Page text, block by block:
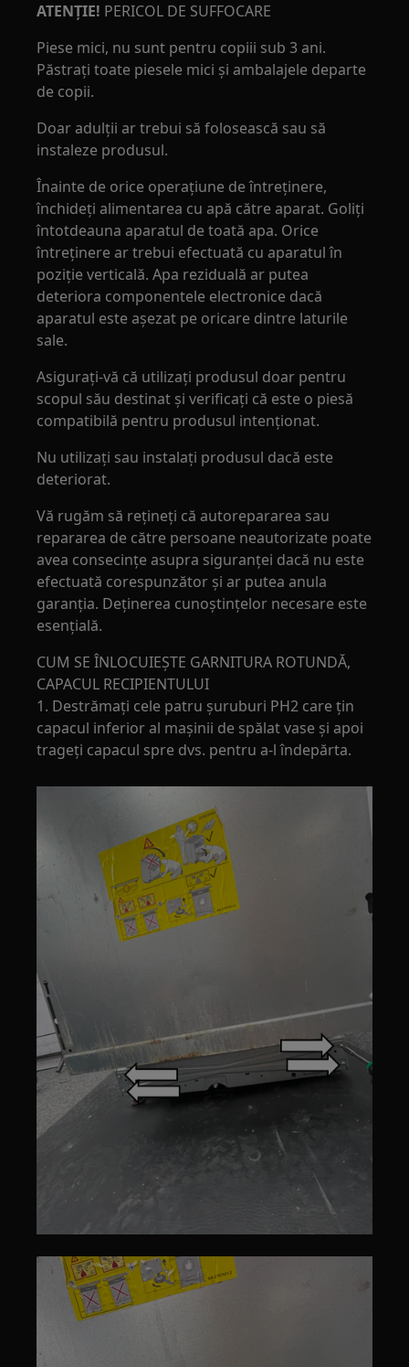
ATENȚIE! PERICOL DE SUFFOCARE
Piese mici, nu sunt pentru copiii sub 3 ani.
Păstrați toate piesele mici și ambalajele departe
de copii.
Doar adulții ar trebui să folosească sau să
instaleze produsul.
Înainte de orice operațiune de întreținere,
închideți alimentarea cu apă către aparat. Goliți
întotdeauna aparatul de toată apa. Orice
întreținere ar trebui efectuată cu aparatul în
poziție verticală. Apa reziduală ar putea
deteriora componentele electronice dacă
aparatul este așezat pe oricare dintre laturile
sale.
Asigurați-vă că utilizați produsul doar pentru
scopul său destinat și verificați că este o piesă
compatibilă pentru produsul intenționat.
Nu utilizați sau instalați produsul dacă este
deteriorat.
Vă rugăm să rețineți că autorepararea sau
repararea de către persoane neautorizate poate
avea consecințe asupra siguranței dacă nu este
efectuată corespunzător și ar putea anula
garanția. Deținerea cunoștințelor necesare este
esențială.
CUM SE ÎNLOCUIEȘTE GARNITURA ROTUNDĂ,
CAPACUL RECIPIENTULUI
1. Destrămați cele patru șuruburi PH2 care țin
capacul inferior al mașinii de spălat vase și apoi
trageți capacul spre dvs. pentru a-l îndepărta.